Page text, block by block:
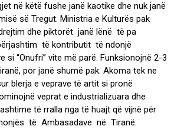
në këtë fushe janë kaotike dhe nuk janë
së Tregut. Ministria e Kulturës pak
dhe piktorët janë lënë të pa
të kontributit të ndonjë
si “Onufri” vite më parë. Funksionojnë 2-3
por janë shumë pak. Akoma tek ne
blerja e veprave të artit si pronë
veprat e industrializuara dhe
të rralla nga të huajt që vijnë për
të Ambasadave në Tiranë.